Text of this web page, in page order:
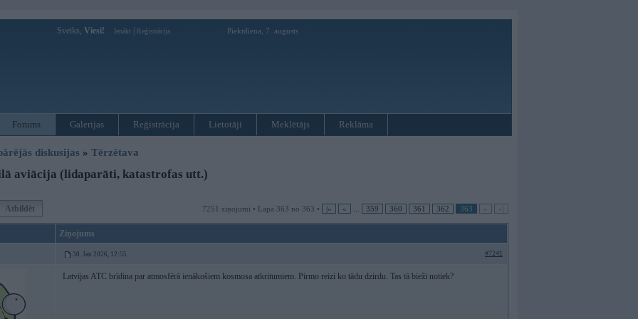
Sveiks, Viesi! Ienākt Reģistrācija Piektdiena, 7. augusts
Forums Galerijas Reģistrācija Lietotāji Meklētājs Reklāma
diskusijas » Tērzētava
aviācija (lidaparāti, katastrofas utt.)
Atbildēt 7251 ziņojumi • Lapa 363 no 363 • |« « 359 360 361 362 363
Ziņojums
30. Jan 2026, 12:55 #7241
Latvijas ATC brīdina par atmosfērā ienākošiem kosmosa atkritumiem. Pirmo reizi ko tādu dzirdu. Tas tā bieži notiek?